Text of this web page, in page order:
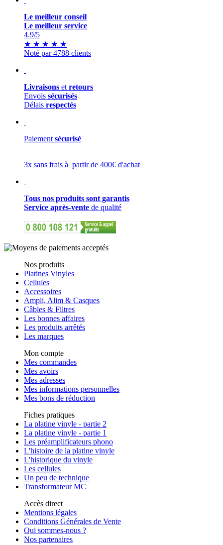
Le meilleur conseil
Le meilleur service
4.9/5
★ ★ ★ ★ ★
Noté par 4788 clients
Livraisons et retours
Envois sécurisés
Délais respectés
Paiement sécurisé
3x sans frais à partir de 400€ d'achat
Tous nos produits sont garantis
Service après-vente de qualité
Nos produits
Platines Vinyles
Cellules
Accessoires
Ampli, Alim & Casques
Câbles & Filtres
Les bonnes affaires
Les produits arrêtés
Les marques
Mon compte
Mes commandes
Mes avoirs
Mes adresses
Mes informations personnelles
Mes bons de réduction
Fiches pratiques
La platine vinyle - partie 2
La platine vinyle - partie 1
Les préamplificateurs phono
L'histoire de la platine vinyle
L'historique du vinyle
Les cellules
Un peu de technique
Transformateur MC
Accès direct
Mentions légales
Conditions Générales de Vente
Qui sommes-nous ?
Nos partenaires